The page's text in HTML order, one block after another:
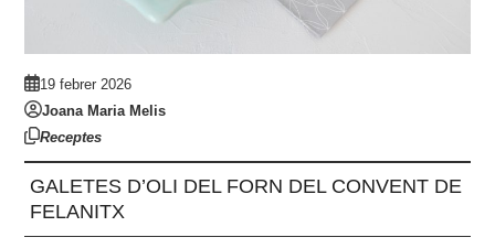
19 febrer 2026
Joana Maria Melis
Receptes
GALETES D’OLI DEL FORN DEL CONVENT DE
FELANITX